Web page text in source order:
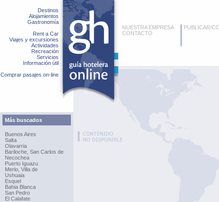
Destinos
Alojamientos
Gastronomía
Rent a Car
Viajes y excursiones
Actividades
Recreación
Servicios
Información útil
Comprar pasajes on-line
Más buscados
Buenos Aires
Salta
Olavarria
Bariloche, San Carlos de
Necochea
Puerto Iguazu
Merlo, Villa de
Ushuaia
Esquel
Bahia Blanca
San Pedro
El Calafate
NUESTRA EMPRESA
CONTACTO
PUBLICAR/